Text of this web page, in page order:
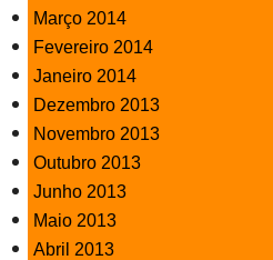
Março 2014
Fevereiro 2014
Janeiro 2014
Dezembro 2013
Novembro 2013
Outubro 2013
Junho 2013
Maio 2013
Abril 2013